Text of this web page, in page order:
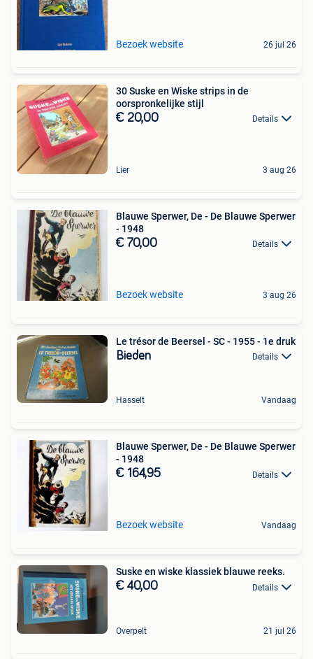
Bezoek website 26 jul 26
30 Suske en Wiske strips in de
oorspronkelijke stijl
€ 20,00 Details
Lier 3 aug 26
Blauwe Sperwer, De - De Blauwe Sperwer
- 1948
€ 70,00 Details
Bezoek website 3 aug 26
Le trésor de Beersel - SC - 1955 - 1e druk
Bieden Details
Hasselt Vandaag
Blauwe Sperwer, De - De Blauwe Sperwer
- 1948
€ 164,95 Details
Bezoek website Vandaag
Suske en wiske klassiek blauwe reeks.
€ 40,00 Details
Overpelt 21 jul 26